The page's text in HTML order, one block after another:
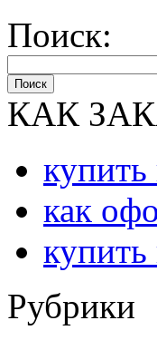
Поиск:
Поиск
КАК
купить
как
Рубрики